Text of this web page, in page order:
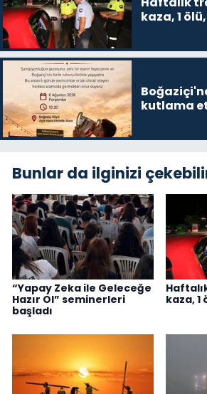
kaza, 1
kutlama
Bunlar da ilginizi
“Yapay Zeka ile Geleceğe
Hazır Ol” seminerleri
başladı
kaza, 1